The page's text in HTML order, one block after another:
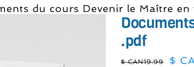
du cours Devenir le Maître
.pdf
$ CAN19.99
Le
$